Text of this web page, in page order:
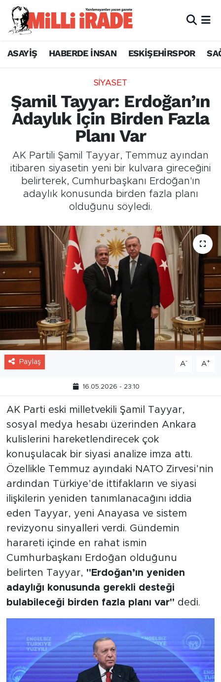
ASAYİŞ HABERDE İNSAN ESKİŞEHİRSPOR
SİYASET
Şamil Tayyar: Erdoğan’ın
Adaylık İçin Birden Fazla
Planı Var
AK Partili Şamil Tayyar, Temmuz ayından
itibaren siyasetin yeni bir kulvara gireceğini
belirterek, Cumhurbaşkanı Erdoğan'ın
adaylık konusunda birden fazla planı
olduğunu söyledi.
Paylaş A- A+
16.05.2026 - 23:10
AK Parti eski milletvekili Şamil Tayyar,
sosyal medya hesabı üzerinden Ankara
kulislerini hareketlendirecek çok
konuşulacak bir siyasi analize imza attı.
Özellikle Temmuz ayındaki NATO Zirvesi’nin
ardından Türkiye’de ittifakların ve siyasi
ilişkilerin yeniden tanımlanacağını iddia
eden Tayyar, yeni Anayasa ve sistem
revizyonu sinyalleri verdi. Gündemin
harareti içinde en rahat ismin
Cumhurbaşkanı Erdoğan olduğunu
belirten Tayyar, "Erdoğan’ın yeniden
adaylığı konusunda gerekli desteği
bulabileceği birden fazla planı var" dedi.